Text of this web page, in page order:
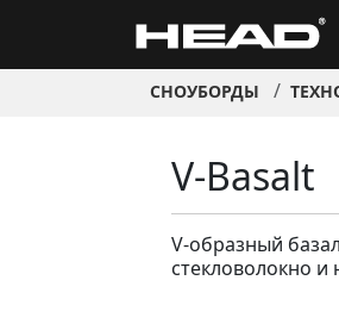
СНОУБОРДЫ
V-Basalt
V-образный
стекловолокно